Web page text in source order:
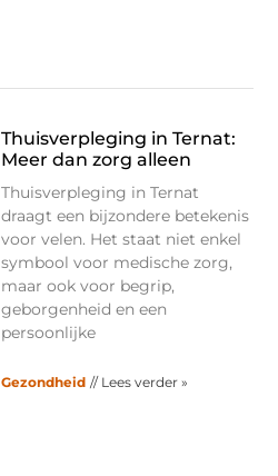
Thuisverpleging in Ternat:
Meer dan zorg alleen
Thuisverpleging in Ternat
draagt een bijzondere betekenis
voor velen. Het staat niet enkel
symbool voor medische zorg,
maar ook voor begrip,
geborgenheid en een
persoonlijke
Gezondheid // Lees verder »